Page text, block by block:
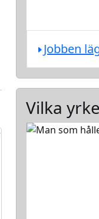
Jobben
Vilka